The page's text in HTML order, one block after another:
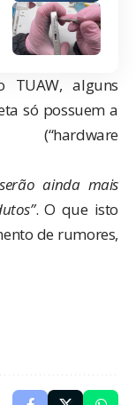
TUAW, alguns
só possuem a
(“hardware
serão ainda mais
. O que isto
de rumores,